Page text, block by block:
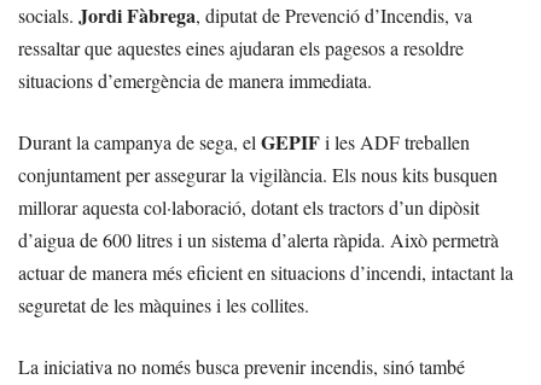
socials. Jordi Fàbrega, diputat de Prevenció d’Incendis, va
ressaltar que aquestes eines ajudaran els pagesos a resoldre
situacions d’emergència de manera immediata.
Durant la campanya de sega, el GEPIFi les ADF treballen
conjuntament per assegurar la vigilància. Els nous kits busquen
millorar aquesta col·laboració, dotant els tractors d’un dipòsit
d’aigua de 600 litres i un sistema d’alerta ràpida. Això permetrà
actuar de manera més eficient en situacions d’incendi, intactant la
seguretat de les màquines i les collites.
La iniciativa no només busca prevenir incendis, sinó també